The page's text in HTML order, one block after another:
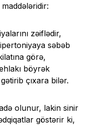
zəiflədir,
səbəb
görə,
böyrək
çıxara bilər.
olunur, lakin sinir
göstərir ki,